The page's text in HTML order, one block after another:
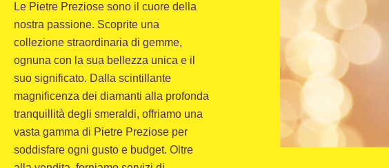
Le Pietre Preziose sono il cuore della
nostra passione. Scoprite una
collezione straordinaria di gemme,
ognuna con la sua bellezza unica e il
suo significato. Dalla scintillante
magnificenza dei diamanti alla profonda
tranquillità degli smeraldi, offriamo una
vasta gamma di Pietre Preziose per
soddisfare ogni gusto e budget. Oltre